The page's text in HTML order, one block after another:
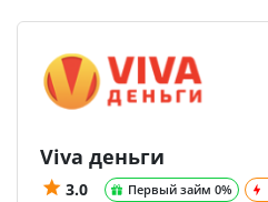
Viva деньги
3.0 Первый займ 0%